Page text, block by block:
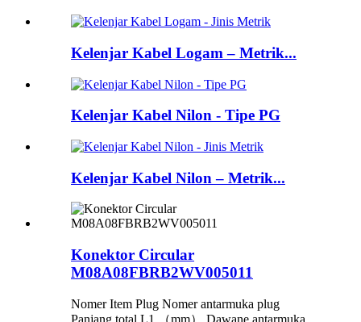
Kelenjar Kabel Logam – Metrik...
Kelenjar Kabel Nilon - Tipe PG
Kelenjar Kabel Nilon – Metrik...
Konektor Circular
M08A08FBRB2WV005011
Nomer Item Plug Nomer antarmuka plug
Panjang total L1 （mm） Dawane antarmuka